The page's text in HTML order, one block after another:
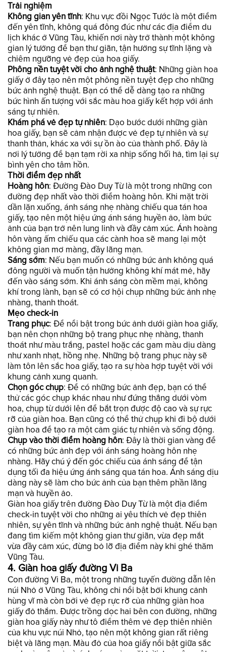
Trải nghiệm
Không gian yên tĩnh: Khu vực đồi Ngọc Tước là một điểm
đến yên tĩnh, không quá đông đúc như các địa điểm du
lịch khác ở Vũng Tàu, khiến nơi này trở thành một không
gian lý tưởng để bạn thư giãn, tận hưởng sự tĩnh lặng và
chiêm ngưỡng vẻ đẹp của hoa giấy.
Phông nền tuyệt vời cho ảnh nghệ thuật: Những giàn hoa
giấy ở đây tạo nên một phông nền tuyệt đẹp cho những
bức ảnh nghệ thuật. Bạn có thể dễ dàng tạo ra những
bức hình ấn tượng với sắc màu hoa giấy kết hợp với ánh
sáng tự nhiên.
Khám phá vẻ đẹp tự nhiên: Dạo bước dưới những giàn
hoa giấy, bạn sẽ cảm nhận được vẻ đẹp tự nhiên và sự
thanh thản, khác xa với sự ồn ào của thành phố. Đây là
nơi lý tưởng để bạn tạm rời xa nhịp sống hối hả, tìm lại sự
bình yên cho tâm hồn.
Thời điểm đẹp nhất
Hoàng hôn: Đường Đào Duy Từ là một trong những con
đường đẹp nhất vào thời điểm hoàng hôn. Khi mặt trời
dần lặn xuống, ánh sáng nhẹ nhàng chiếu qua tán hoa
giấy, tạo nên một hiệu ứng ánh sáng huyền ảo, làm bức
ảnh của bạn trở nên lung linh và đầy cảm xúc. Ánh hoàng
hôn vàng ấm chiếu qua các cành hoa sẽ mang lại một
không gian mơ màng, đầy lãng mạn.
Sáng sớm: Nếu bạn muốn có những bức ảnh không quá
đông người và muốn tận hưởng không khí mát mẻ, hãy
đến vào sáng sớm. Khi ánh sáng còn mềm mại, không
khí trong lành, bạn sẽ có cơ hội chụp những bức ảnh nhẹ
nhàng, thanh thoát.
Mẹo check-in
Trang phục: Để nổi bật trong bức ảnh dưới giàn hoa giấy,
bạn nên chọn những bộ trang phục nhẹ nhàng, thanh
thoát như màu trắng, pastel hoặc các gam màu dịu dàng
như xanh nhạt, hồng nhẹ. Những bộ trang phục này sẽ
làm tôn lên sắc hoa giấy, tạo ra sự hòa hợp tuyệt vời với
khung cảnh xung quanh.
Chọn góc chụp: Để có những bức ảnh đẹp, bạn có thể
thử các góc chụp khác nhau như đứng thẳng dưới vòm
hoa, chụp từ dưới lên để bắt trọn được độ cao và sự rực
rỡ của giàn hoa. Bạn cũng có thể thử chụp khi đi bộ dưới
giàn hoa để tạo ra một cảm giác tự nhiên và sống động.
Chụp vào thời điểm hoàng hôn: Đây là thời gian vàng để
có những bức ảnh đẹp với ánh sáng hoàng hôn nhẹ
nhàng. Hãy chú ý đến góc chiếu của ánh sáng để tận
dụng tối đa hiệu ứng ánh sáng qua tán hoa. Ánh sáng dịu
dàng này sẽ làm cho bức ảnh của bạn thêm phần lãng
mạn và huyền ảo.
Giàn hoa giấy trên đường Đào Duy Từ là một địa điểm
check-in tuyệt vời cho những ai yêu thích vẻ đẹp thiên
nhiên, sự yên tĩnh và những bức ảnh nghệ thuật. Nếu bạn
đang tìm kiếm một không gian thư giãn, vừa đẹp mắt
vừa đầy cảm xúc, đừng bỏ lỡ địa điểm này khi ghé thăm
Vũng Tàu.
4. Giàn hoa giấy đường Vi Ba
Con đường Vi Ba, một trong những tuyến đường dẫn lên
núi Nhỏ ở Vũng Tàu, không chỉ nổi bật bởi khung cảnh
hùng vĩ mà còn bởi vẻ đẹp rực rỡ của những giàn hoa
giấy đỏ thắm. Được trồng dọc hai bên con đường, những
giàn hoa giấy này như tô điểm thêm vẻ đẹp thiên nhiên
của khu vực núi Nhỏ, tạo nên một không gian rất riêng
biệt và lãng mạn. Màu đỏ của hoa giấy nổi bật giữa sắc